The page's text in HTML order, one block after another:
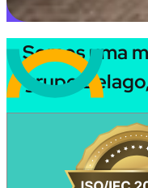
Somos uma
grupo